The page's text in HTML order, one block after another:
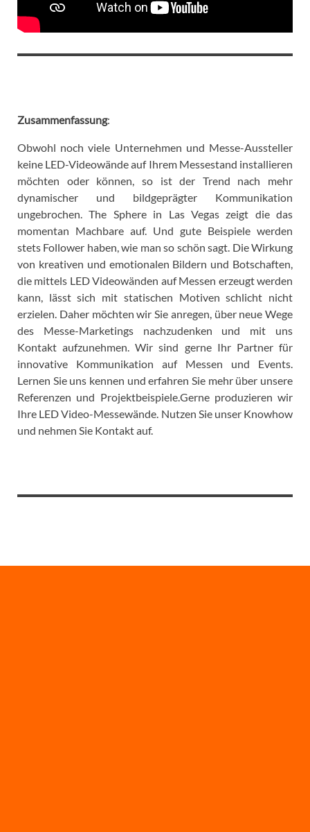
Zusammenfassung:
Obwohl noch viele Unternehmen und Messe-Aussteller
keine LED-Videowände auf Ihrem Messestand installieren
möchten oder können, so ist der Trend nach mehr
dynamischer und bildgeprägter Kommunikation
ungebrochen. The Sphere in Las Vegas zeigt die das
momentan Machbare auf. Und gute Beispiele werden
stets Follower haben, wie man so schön sagt. Die Wirkung
von kreativen und emotionalen Bildern und Botschaften,
die mittels LED Videowänden auf Messen erzeugt werden
kann, lässt sich mit statischen Motiven schlicht nicht
erzielen. Daher möchten wir Sie anregen, über neue Wege
des Messe-Marketings nachzudenken und mit uns
Kontakt aufzunehmen. Wir sind gerne Ihr Partner für
innovative Kommunikation auf Messen und Events.
Lernen Sie uns kennen und erfahren Sie mehr über unsere
Referenzen und Projektbeispiele.Gerne produzieren wir
Ihre LED Video-Messewände. Nutzen Sie unser Knowhow
und nehmen Sie Kontakt auf.